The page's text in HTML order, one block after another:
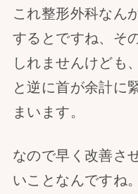
これ整形外科なん
するとですね、そ
しれませんけども
と逆に首が余計に
まいます。
なので早く改善さ
いことなんですね。